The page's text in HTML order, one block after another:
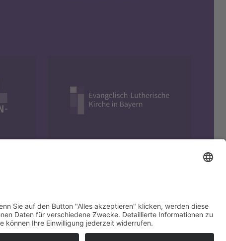
© 2026 EVHN – Evangelische Hochschule Nürnberg